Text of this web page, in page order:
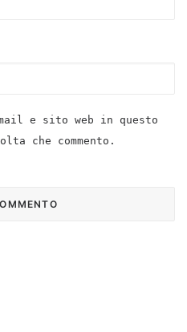
e sito web in questo
che commento.